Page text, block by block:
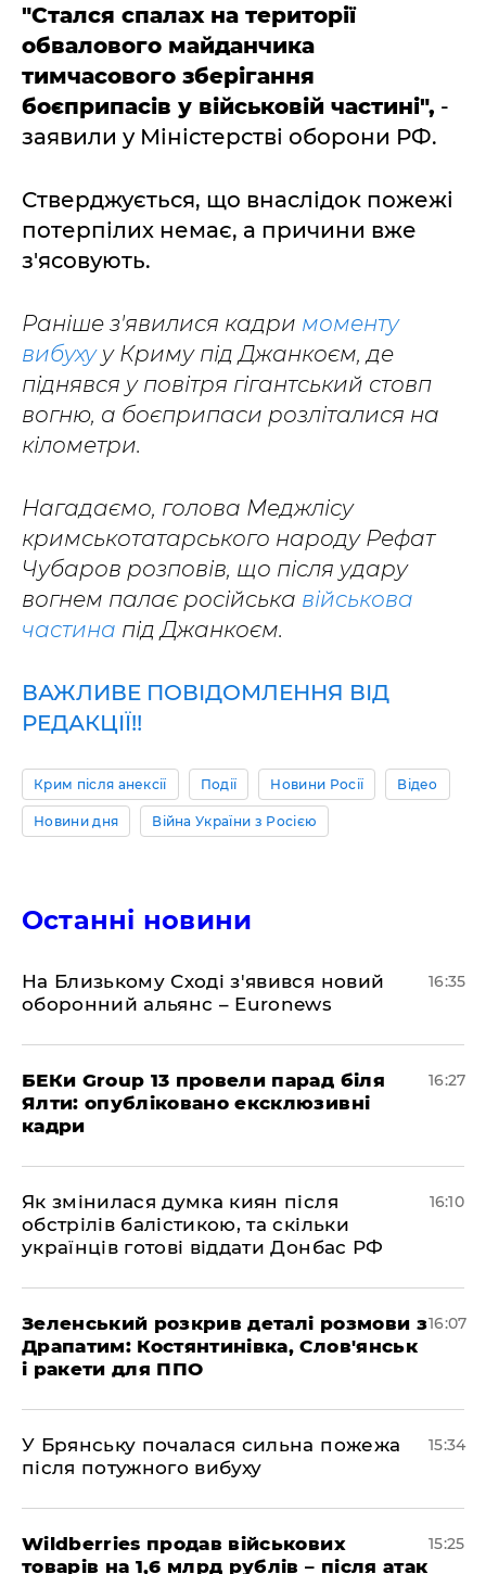
"Стался спалах на території
обвалового майданчика
тимчасового зберігання
боєприпасів у військовій частині", -
заявили у Міністерстві оборони РФ.
Стверджується, що внаслідок пожежі
потерпілих немає, а причини вже
з'ясовують.
Раніше з'явилися кадри моменту
вибуху у Криму під Джанкоєм, де
піднявся у повітря гігантський стовп
вогню, а боєприпаси розліталися на
кілометри.
Нагадаємо, голова Меджлісу
кримськотатарського народу Рефат
Чубаров розповів, що після удару
вогнем палає російська військова
частина під Джанкоєм.
ВАЖЛИВЕ ПОВІДОМЛЕННЯ ВІД
РЕДАКЦІЇ!!
Крим після анексії Події Новини Росії Відео
Новини дня Війна України з Росією
Останні новини
На Близькому Сході з'явився новий
оборонний альянс – Euronews
16:35
БЕКи Group 13 провели парад біля
Ялти: опубліковано ексклюзивні
кадри
16:27
Як змінилася думка киян після
обстрілів балістикою, та скільки
українців готові віддати Донбас РФ
16:10
Зеленський розкрив деталі розмови з
Драпатим: Костянтинівка, Слов'янськ
і ракети для ППО
16:07
У Брянську почалася сильна пожежа
після потужного вибуху
15:34
Wildberries продав військових
товарів на 1,6 млрд рублів – після атак
15:25